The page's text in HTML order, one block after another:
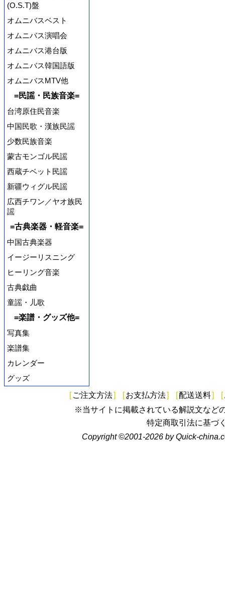
(O.S.T)盤
オムニバスベスト
オムニバス演唱会
オムニバス港台版
オムニバス韓国語版
オムニバスMTV他
=民謡・民族音楽=
台湾原住民音楽
中国民歌・漢族民謡
少数民族音楽
蒙古モンゴル民謡
西蔵チベット民謡
新疆ウィグル民謡
広西チワン／ヤオ族民
謡
=古典楽器・軽音楽=
中国古典楽器
イージーリスニング
ヒーリング音楽
古典戯曲
童謡・儿歌
=楽譜・グッズ他=
写真集
楽譜集
カレンダー
グッズ
[ ご注文方法] [お支払方法] [配送送料] [
※当サイトに掲載されている解説文など
特定商取引法に基づ
Copyright ©2001-2026 by Quick-